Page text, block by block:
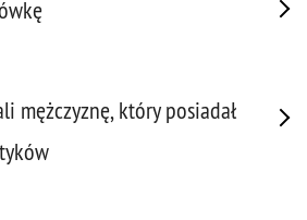
mężczyznę, który posiadał